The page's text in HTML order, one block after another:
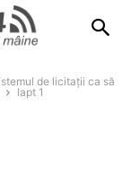
de licitaţii ca să
lapt 1